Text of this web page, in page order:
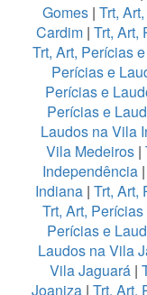
Gomes | Trt,
Cardim| Trt, Art,
Trt, Art, Perícias
Perícias e
Perícias e
Perícias e
Laudos na Vila
Vila Medeiros |
Independência |
Indiana | Trt, Art,
Trt, Art,
Perícias e
Laudos na Vila
Vila Jaguará |
Joaniza| Trt, Art,